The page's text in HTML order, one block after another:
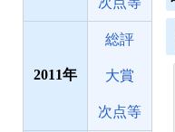
2011
総評
大賞
次点等